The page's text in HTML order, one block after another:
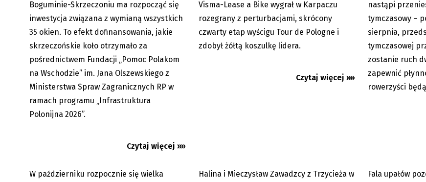
Boguminie-Skrzeczoniu ma rozpocząć się
inwestycja związana z wymianą wszystkich
35 okien. To efekt dofinansowania, jakie
skrzeczońskie koło otrzymało za
pośrednictwem Fundacji „Pomoc Polakom
na Wschodzie” im. Jana Olszewskiego z
Ministerstwa Spraw Zagranicznych RP w
ramach programu „Infrastruktura
Polonijna 2026”.
Czytaj więcej »»
Visma-Lease a Bike wygrał w Karpaczu
rozegrany z perturbacjami, skrócony
czwarty etap wyścigu Tour de Pologne i
zdobył żółtą koszulkę lidera.
Czytaj więcej »»
nastąpi
tymczasowy –
sierpnia,
tymczasowej
zostanie ruch
zapewnić
rowerzyści
06.08.2026
Karwina: wielka zmiana kompleksu
Lodičky w parku Boženy
Němcowej...
W październiku rozpocznie się wielka
Premium 06.08.2026
podróżujemy rowerem po Estonii...
Halina i Mieczysław Zawadzcy z Trzycieża w
Upały nie
będzie w naszym
najmniej...
Fala upałów